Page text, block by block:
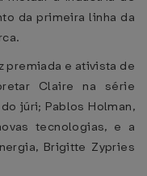
da primeira linha da
premiada e ativista de
Claire na série
júri; Pablos Holman,
tecnologias, e a
Brigitte Zypries